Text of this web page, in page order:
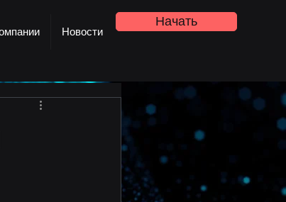
Новости
Начать